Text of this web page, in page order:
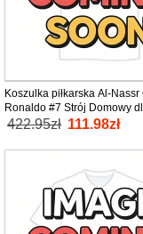
Koszulka piłkarska Al-
Ronaldo #7 Strój Domowy
2026-27 tanio Krótki Rękaw
422.95zł 111.98zł